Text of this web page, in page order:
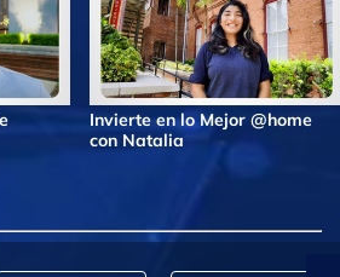
Invierte en lo Mejor @home
con Natalia